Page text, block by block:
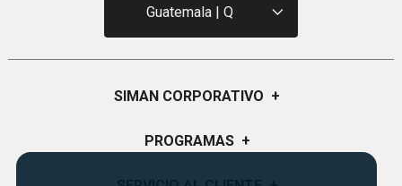
Guatemala | Q
SIMAN CORPORATIVO +
Quiénes Somos
PROGRAMAS +